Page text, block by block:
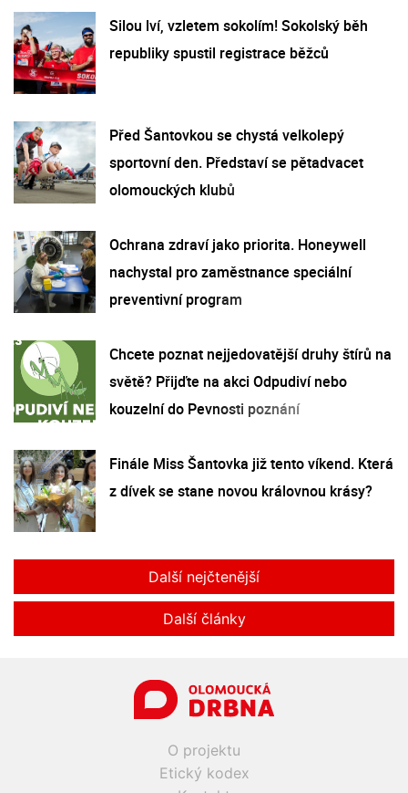
Silou lví, vzletem sokolím! Sokolský běh
republiky spustil registrace běžců
Před Šantovkou se chystá velkolepý
sportovní den. Představí se pětadvacet
olomouckých klubů
Ochrana zdraví jako priorita. Honeywell
nachystal pro zaměstnance speciální
preventivní program
Chcete poznat nejjedovatější druhy štírů na
světě? Přijďte na akci Odpudiví nebo
kouzelní do Pevnosti poznání
Finále Miss Šantovka již tento víkend. Která
z dívek se stane novou královnou krásy?
Další nejčtenější
Další články
O projektu
Etický kodex